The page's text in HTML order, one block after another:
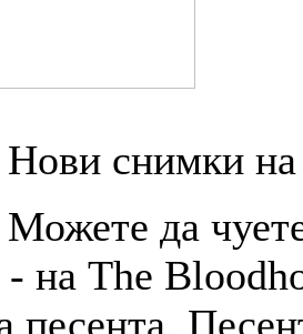
снимки
да
- на The
песента.